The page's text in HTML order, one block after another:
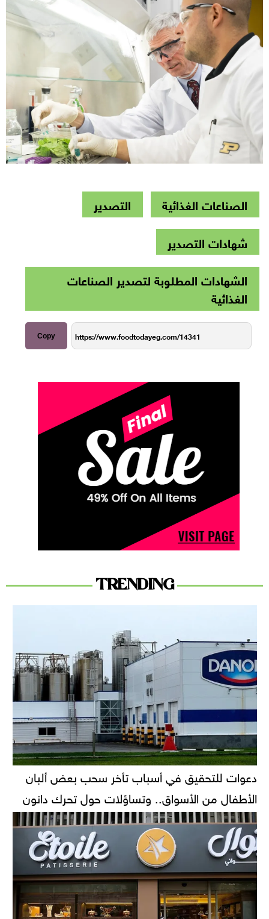
الصناعات الغذائية
التصدير
شهادات التصدير
الشهادات المطلوبة لتصدير الصناعات
الغذائية
Copy
TRENDING
دعوات للتحقيق في أسباب تأخر سحب بعض ألبان
الأطفال من الأسواق.. وتساؤلات حول تحرك دانون